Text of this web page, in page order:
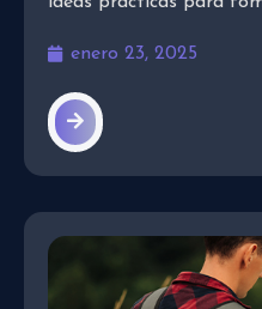
enero 23, 2025